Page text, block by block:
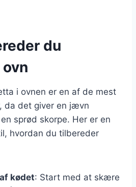
du
i ovnen er en af de mest
da det giver en jævn
sprød skorpe. Her er en
hvordan du tilbereder
kødet: Start med at skære